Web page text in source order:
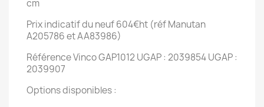
cm
Prix indicatif du neuf 604€ht (réf Manutan
A205786 et AA83986)
Référence Vinco GAP1012 UGAP : 2039854 UGAP :
2039907
Options disponibles :